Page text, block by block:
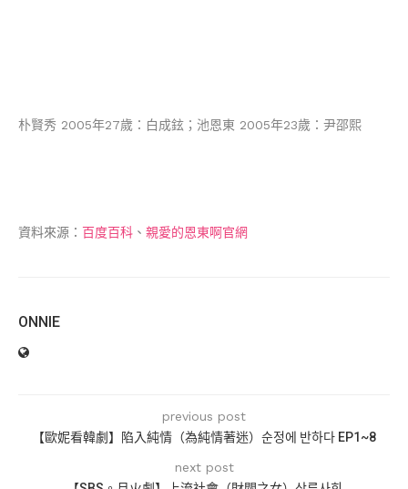
朴賢秀 2005年27歲：白成鉉 ； 池恩東 2005年23歲 ：尹邵熙
資料來源： 百度百科 、 親愛的恩東啊官網
ONNIE
previous post
【歐妮看韓劇】陷入純情（為純情著迷）순정에 반하다 EP1~8
next post